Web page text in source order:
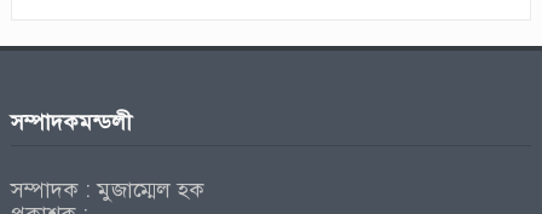
সম্পাদকমন্ডলী
সম্পাদক : মুজাম্মেল হক